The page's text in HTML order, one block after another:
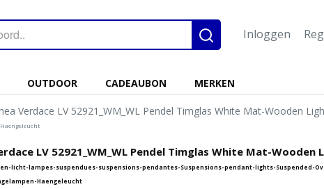
Inloggen
OUTDOOR CADEAUBON MERKEN
Verdace LV 52921_WM_WL Pendel Timglas White Mat-Wooden
LV 52921_WM_WL Pendel Timglas White Mat-Wooden
licht-lampes-suspendues-suspensions-pendantes-Suspensions-pendant-lights-Suspended-
Haengeleucht